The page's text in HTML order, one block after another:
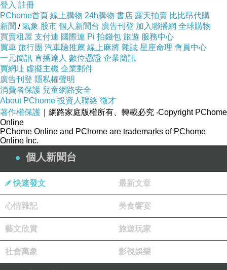
女性在晉升
同情況。
長期處在無法鬆懈的位置，層出不窮的挑戰會讓主管們難以在生活與工
作間取得平衡，也一步步侵蝕幸福感。
自我期許
人們在初出社會時，往往對未來抱有美好期望，認為自己能夠實現理想
中的生活。但在接近50歲時，開始意識到自己沒能達成當初的期望，
於是落差感逐漸累積，揮之不去的挫敗感，導致人們對生活的滿意度顯
著降低。
步入中年，如何重拾幸福感？
研究都指出，幸福感與健康、工作以及人際關係3
以擁有良好的人際互動最為重要，擁有可以信任的伴侶也能緩解幸福感
下降。
研究發現，良好伴侶的存在對於男性的影響更大。在生活中擁有一個能
登入 註冊
PChome首頁 線上購物 24h購物 書店 露天拍賣 比比昂代購
新聞 /氣象 股市 個人新聞台 廣告刊登 加入聯播網 全球購物
買賣租屋 支付連 國際連 Pi 拍錢包 旅遊 服務中心
買車 旅行團 汽車險推薦 線上麻將 雜誌 星座命理 會員中心
一元簡訊 直播達人 數位憑證 企業簡訊
買網址 虛擬主機 企業郵件
廣告刊登 隱私權聲明
消費者保護 兒童網路安全
About PChome 投資人聯絡 徵才
著作權保護 ｜網路家庭版權所有、轉載必究 ‧Copyright PChome
Online
PChome Online and PChome are trademarks of PChome
Online Inc.
個人新聞台
快速發文 最新文章
心情雜記 美食饗宴
藝文欣賞 旅遊玩家
社會萬象 影視娛樂